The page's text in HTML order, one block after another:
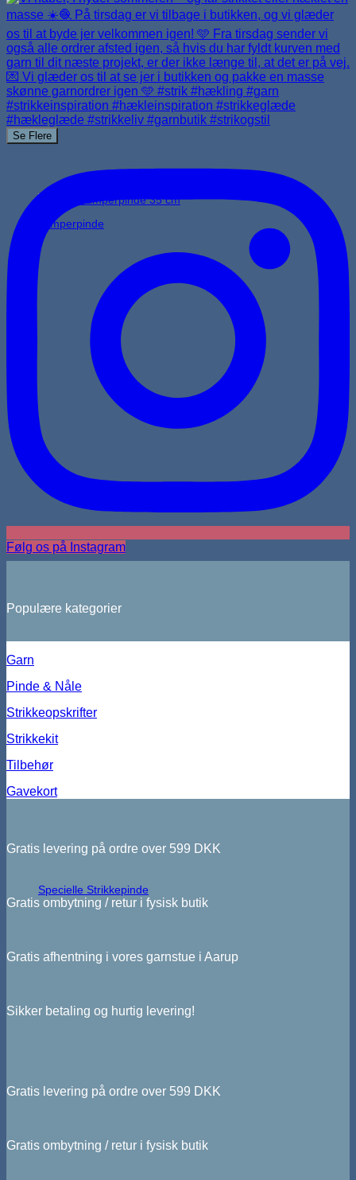
Jumperpinde
Specielle Strikkepinde
Se Flere
Følg os på Instagram
Populære kategorier
Garn
Pinde & Nåle
Strikkeopskrifter
Strikkekit
Tilbehør
Gavekort
Gratis levering på ordre over 599 DKK
Gratis ombytning / retur i fysisk butik
Gratis afhentning i vores garnstue i Aarup
Sikker betaling og hurtig levering!
Gratis levering på ordre over 599 DKK
Gratis ombytning / retur i fysisk butik